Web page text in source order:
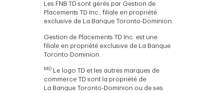
Les FNB TD sont gérés par Gestion de
Placements TD Inc., filiale en propriété
exclusive de La Banque Toronto-Dominion.
Gestion de Placements TD Inc. est une
filiale en propriété exclusive de La Banque
Toronto-Dominion.
MDLe logo TD et les autres marques de
commerce TD sont la propriété de
La Banque Toronto-Dominion ou de ses